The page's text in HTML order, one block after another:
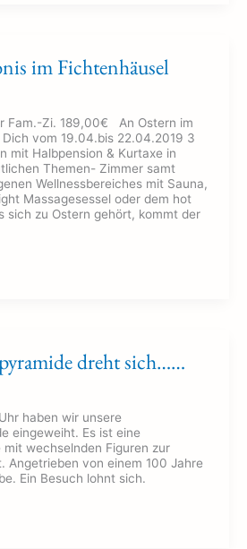
im Fichtenhäusel
Fam.-Zi. 189,00€ An Ostern im
vom 19.04.bis 22.04.2019 3
mit Halbpension & Kurtaxe in
Themen- Zimmer samt
Wellnessbereiches mit Sauna,
Massagesessel oder dem hot
sich zu Ostern gehört, kommt der
dreht sich……
haben wir unsere
eingeweiht. Es ist eine
mit wechselnden Figuren zur
Angetrieben von einem 100 Jahre
Ein Besuch lohnt sich.